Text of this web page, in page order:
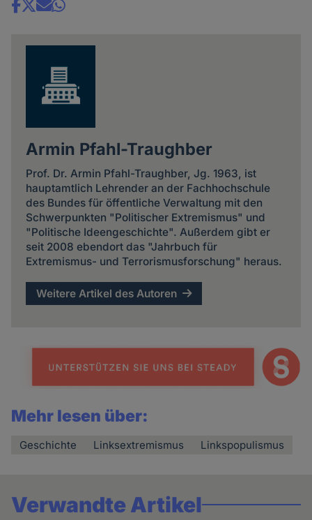
Share
Armin Pfahl-Traughber
Prof. Dr. Armin Pfahl-Traughber, Jg. 1963, ist
hauptamtlich Lehrender an der Fachhochschule
des Bundes für öffentliche Verwaltung mit den
Schwerpunkten "Politischer Extremismus" und
"Politische Ideengeschichte". Außerdem gibt er
seit 2008 ebendort das "Jahrbuch für
Extremismus- und Terrorismusforschung" heraus.
Weitere Artikel des Autoren
Mehr lesen über:
Geschichte Linksextremismus Linkspopulismus
Verwandte Artikel